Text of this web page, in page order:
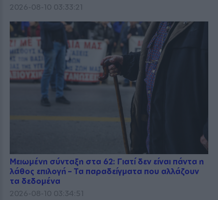
2026-08-10 03:33:21
Μειωμένη σύνταξη στα 62: Γιατί δεν είναι πάντα η
λάθος επιλογή – Τα παραδείγματα που αλλάζουν
τα δεδομένα
2026-08-10 03:34:51